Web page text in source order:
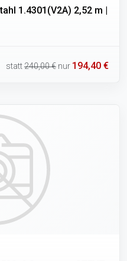
1.4301(V2A) 2,52 m |
statt240,00 € nur 194,40 €